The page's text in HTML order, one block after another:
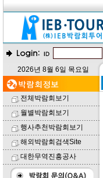
2026년 8월 6일 목요일
전체박람회보기
월별박람회보기
행사추천박람회보기
해외박람회검색Site
대한무역진흥공사